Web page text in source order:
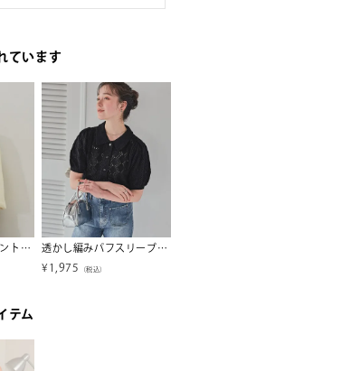
ています
シャーリングデザイントップス 透かし編みパフスリーブニットトップス
¥ 1,975 （税込）
テム